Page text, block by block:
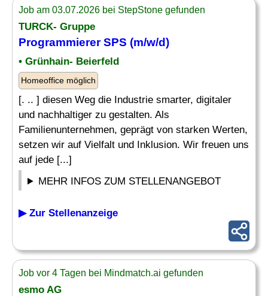
Job am 03.07.2026 bei StepStone gefunden
TURCK- Gruppe
Programmierer SPS (m/w/d)
• Grünhain- Beierfeld
Homeoffice möglich
[. .. ] diesen Weg die Industrie smarter, digitaler
und nachhaltiger zu gestalten. Als
Familienunternehmen, geprägt von starken Werten,
setzen wir auf Vielfalt und Inklusion. Wir freuen uns
auf jede [...]
MEHR INFOS ZUM STELLENANGEBOT
▶ Zur Stellenanzeige
Job vor 4 Tagen bei Mindmatch.ai gefunden
esmo AG